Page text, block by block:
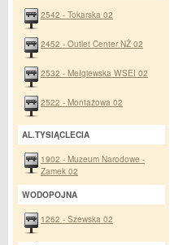
2542 - Tokarska 02
2452 - Outlet Center NŻ 02
2532 - Mełgiewska WSEI 02
2522 - Montażowa 02
AL.TYSIĄCLECIA
1902 - Muzeum Narodowe -
Zamek 02
WODOPOJNA
1262 - Szewska 02